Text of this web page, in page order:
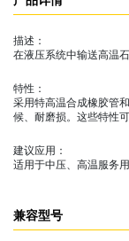
描述：
在液压系统中输送高温
特性：
采用特高温合成橡胶管
候、耐磨损。这些特性
建议应用：
适用于中压、高温服务
兼容型号